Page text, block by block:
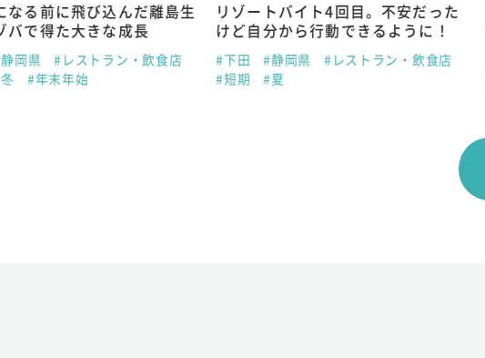
なる前に飛び込んだ離島生
バで得た大きな成長
岡県
#レストラン・飲食店
#年末年始
リゾートバイト4回目。不安だった
けど自分から行動できるように！
#下田 #静岡県
#レストラン・飲食店
#短期
#夏